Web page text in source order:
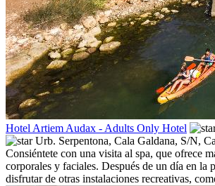
Hotel Artiem Audax - Adults Only Hotel
Urb. Serpentona, Cala Galdana, S/N,
Consiéntete con una visita al spa, que ofrece
corporales y faciales. Después de un día en la
disfrutar de otras instalaciones recreativas,